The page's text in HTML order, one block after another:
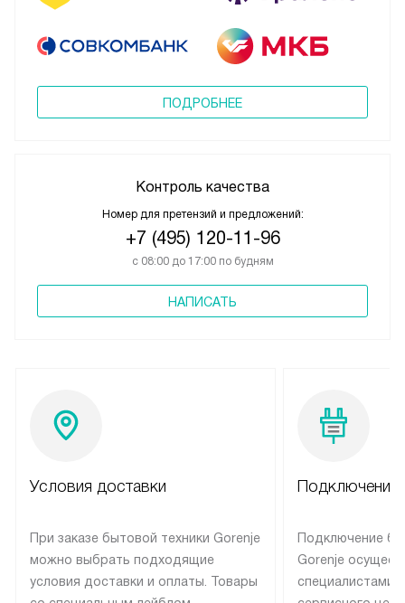
ПОДРОБНЕЕ
Контроль качества
Номер для претензий и предложений:
+7 (495) 120-11-96
с 08:00 до 17:00 по будням
НАПИСАТЬ
Условия доставки
При заказе бытовой техники Gorenje
можно выбрать подходящие
условия доставки и оплаты. Товары
Подключение
Подключение
Gorenje
специалистами